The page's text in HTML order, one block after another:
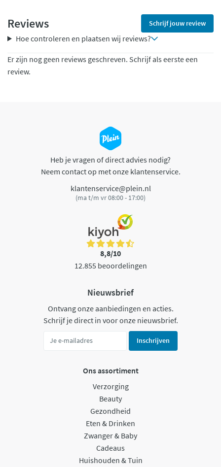
Reviews Schrijf jouw review
Hoe controleren en plaatsen wij reviews?
Er zijn nog geen reviews geschreven. Schrijf als eerste een
review.
Heb je vragen of direct advies nodig?
Neem contact op met onze klantenservice.
klantenservice@plein.nl
(ma t/m vr 08:00 - 17:00)
8,8/10
12.855 beoordelingen
Nieuwsbrief
Ontvang onze aanbiedingen en acties.
Schrijf je direct in voor onze nieuwsbrief.
Inschrijven
Ons assortiment
Verzorging
Beauty
Gezondheid
Eten & Drinken
Zwanger & Baby
Cadeaus
Huishouden & Tuin